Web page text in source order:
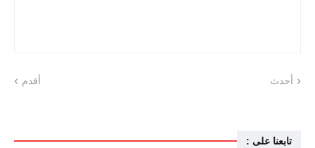
أحدث أقدم
تابعنا على :